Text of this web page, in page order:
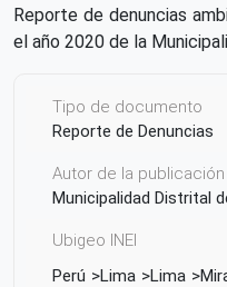
Reporte de denuncias
el año 2020 de la
Tipo de documento
Reporte de Denuncias
Autor de la
Municipalidad Distrital
Ubigeo INEI
Perú
Lima Lima